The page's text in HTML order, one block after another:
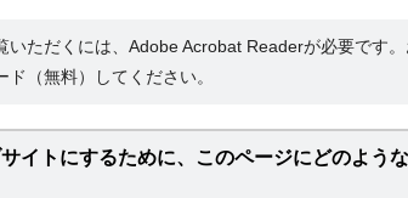
いただくには、Adobe Acrobat Readerが必要です
ド（無料）してください。
イトにするために、このページにどのよう